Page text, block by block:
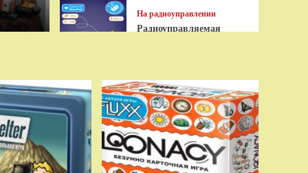
На радиоуправлении
Радиоуправляемая
На радиоуправлении
Р/У танк Taigen 1/16
Panzerkampfwagen III
(Германия) HC (для ИК
танкового боя) V3 2.4G
RTR, TG3848-1HC-IR3.0